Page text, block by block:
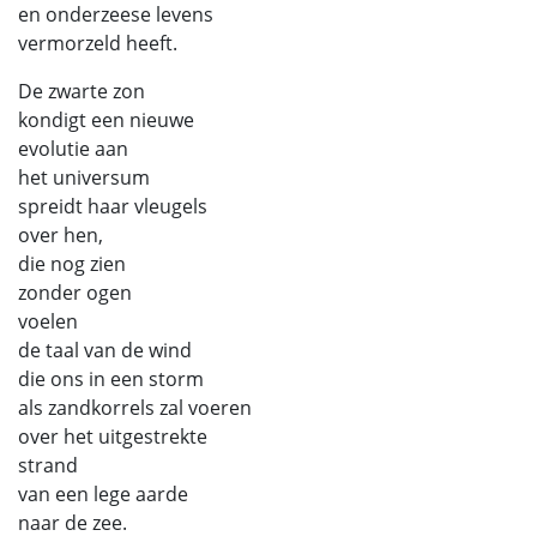
en onderzeese levens
vermorzeld heeft.
De zwarte zon
kondigt een nieuwe
evolutie aan
het universum
spreidt haar vleugels
over hen,
die nog zien
zonder ogen
voelen
de taal van de wind
die ons in een storm
als zandkorrels zal voeren
over het uitgestrekte
strand
van een lege aarde
naar de zee.